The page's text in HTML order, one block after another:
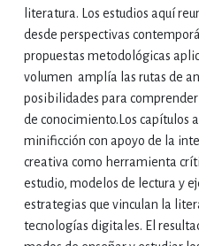
literatura. Los estudios aquí
desde perspectivas
propuestas metodológicas
volumen amplía las rutas de
posibilidades para
de conocimiento.Los capítulos
minificción con apoyo de la
creativa como herramienta
estudio, modelos de lectura y
estrategias que vinculan la
tecnologías digitales. El